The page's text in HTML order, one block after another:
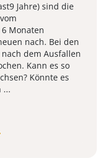
Jahre) sind die
Monaten
nach. Bei den
dem Ausfallen
Kann es so
Könnte es
...